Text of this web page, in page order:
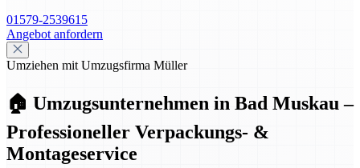
01579-2539615
Angebot anfordern
Umziehen mit Umzugsfirma Müller
🏠 Umzugsunternehmen in Bad Muskau –
Professioneller Verpackungs- &
Montageservice